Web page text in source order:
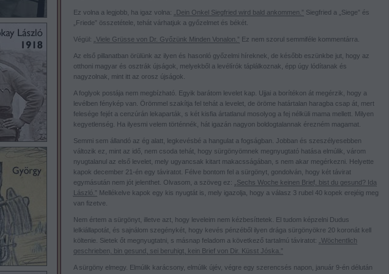
Ez volna a legjobb, ha igaz volna: „Dein Onkel Siegfried wird bald ankommen.” Siegfried a „Siege” és
„Friede” összetétele, tehát várhatjuk a győzelmet és békét.
Végül: „Viele Grüsse von Dr. Győzünk Minden Vonalon.” Ez nem szorul semmiféle kommentárra.
Az első pillanatban örülünk az ilyen és hasonló győzelmi híreknek, de később eszünkbe jut, hogy az
otthoni magyar és osztrák újságok, melyekből a levélírók táplálkoznak, épp úgy lódítanak és
nagyzolnak, mint itt az orosz újságok.
A foglyok postája nem megbízható. Egyik barátom levelet kap. Ujjai a borítékon át megérzik, hogy a
levélben fénykép van. Örömmel szakítja fel tehát a levelet, de öröme határtalan haragba csap át, mert
felesége fejét a cenzúrán lekaparták, s két kisfia ártatlanul mosolyog a fej nélküli mama mellett. Milyen
kegyetlenség. Ha ilyesmi velem történnék, hát igazán nagyon boldogtalannak érezném magamat.
Semmi sem állandó az ég alatt, legkevésbé a hangulat a fogságban. Jobban és szeszélyesebben
változik ez, mint az idő, nem csoda tehát, hogy sürgönyömnek megnyugtató hatása elmúlik, várom
nyugtalanul az első levelet, mely ugyancsak kitart makacsságában, s nem akar megérkezni. Helyette
kapok december 21-én egy táviratot. Félve bontom fel a sürgönyt, gondolván, hogy két távirat
egymásután nem jót jelenthet. Olvasom, a szöveg ez:
„Sechs Woche keinen Brief, bist du gesund? Ida
László.” Mellékelve kapok egy kis nyugtát is, mely igazolja, hogy a válasz 3 rubel 40 kopek erejéig meg
van fizetve.
Nem értem a sürgönyt, illetve azt, hogy leveleim nem kézbesíttetek. El tudom képzelni Dudus
lelkiállapotát, és sajnálom szegénykét, hogy kevés pénzéből ilyen drága sürgönyökre 20 koronát kell
költenie. Sietek őt megnyugtatni, s másnap feladom a következő tartalmú táviratot:
„Wöchentlich
geschrieben, bin gesund, sei beruhigt, kein Brief von Dir. Küsst Jóska.”
A sürgöny elmegy. Elmúlik karácsony, elmúlik újév, végre egy szerencsés napon, január 9-én délután